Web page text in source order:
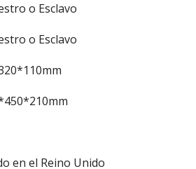
o Esclavo
o Esclavo
en el Reino Unido